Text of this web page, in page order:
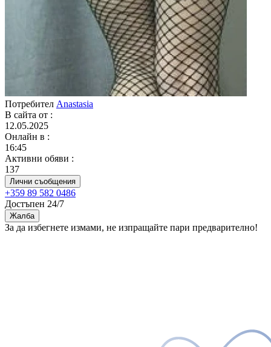
Потребител Anastasia
В сайта от :
12.05.2025
Онлайн в :
16:45
Активни обяви :
137
Лични съобщения
+359 89 582 0486
Достъпен 24/7
Жалба
За да избегнете измами, не изпращайте пари предварително!